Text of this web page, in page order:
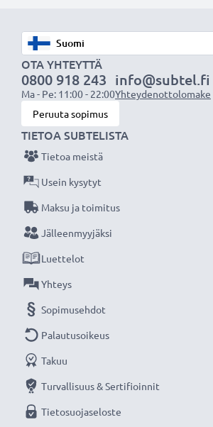
Valitse CELLONIC, etkä tingi
OTA YHTEYTTÄ
0800 918 243
Ma - Pe: 11:00 - 22:00
info@subtel.fi
Yhteydenottolomake
Peruuta sopimus
TIETOA SUBTELISTA
Tietoa meistä
Usein kysytyt
Maksu ja toimitus
Jälleenmyyjäksi
Luettelot
Yhteys
Sopimusehdot
Palautusoikeus
Takuu
Turvallisuus & Sertifioinnit
Tietosuojaseloste